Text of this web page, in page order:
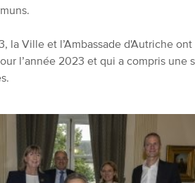
la Ville et l’Ambassade d'Autriche
l’année 2023 et qui a compris une